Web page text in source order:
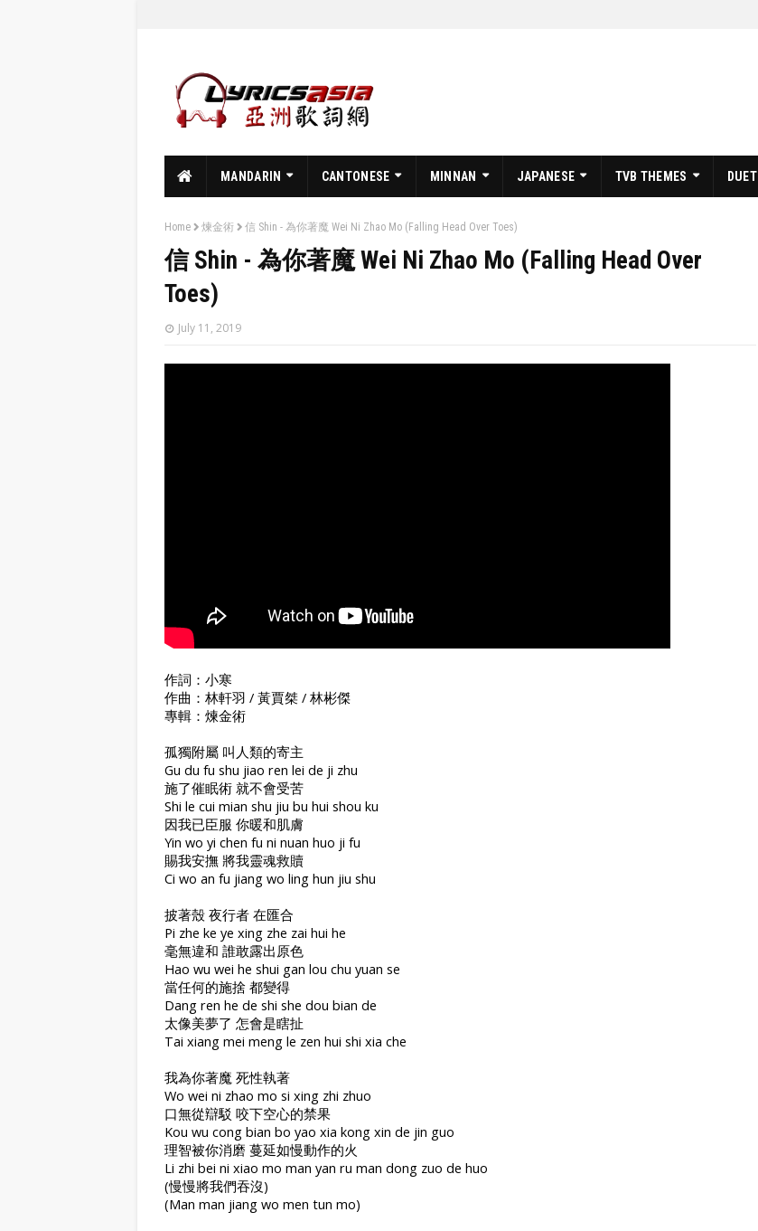
MANDARIN CANTONESE MINNAN JAPANESE TVB THEMES DUET
Home 煉金術 信 Shin - 為你著魔 Wei Ni Zhao Mo (Falling Head Over Toes)
信 Shin - 為你著魔 Wei Ni Zhao Mo (Falling Head Over
Toes)
July 11, 2019
作詞：小寒
作曲：林軒羽 / 黃賈桀 / 林彬傑
專輯：煉金術
孤獨附屬 叫人類的寄主
Gu du fu shu jiao ren lei de ji zhu
施了催眠術 就不會受苦
Shi le cui mian shu jiu bu hui shou ku
因我已臣服 你暖和肌膚
Yin wo yi chen fu ni nuan huo ji fu
賜我安撫 將我靈魂救贖
Ci wo an fu jiang wo ling hun jiu shu
披著殼 夜行者 在匯合
Pi zhe ke ye xing zhe zai hui he
毫無違和 誰敢露出原色
Hao wu wei he shui gan lou chu yuan se
當任何的施捨 都變得
Dang ren he de shi she dou bian de
太像美夢了 怎會是瞎扯
Tai xiang mei meng le zen hui shi xia che
我為你著魔 死性執著
Wo wei ni zhao mo si xing zhi zhuo
口無從辯駁 咬下空心的禁果
Kou wu cong bian bo yao xia kong xin de jin guo
理智被你消磨 蔓延如慢動作的火
Li zhi bei ni xiao mo man yan ru man dong zuo de huo
(慢慢將我們吞沒)
(Man man jiang wo men tun mo)